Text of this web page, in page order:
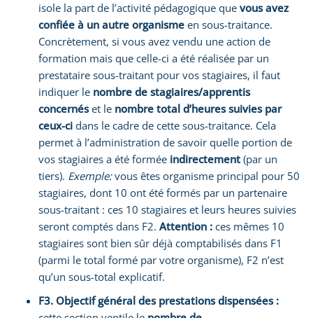
isole la part de l’activité pédagogique que vous avez
confiée à un autre organisme en sous-traitance.
Concrètement, si vous avez vendu une action de
formation mais que celle-ci a été réalisée par un
prestataire sous-traitant pour vos stagiaires, il faut
indiquer le nombre de stagiaires/apprentis
concernéset le nombre total d’heures suivies par
ceux-ci dans le cadre de cette sous-traitance. Cela
permet à l’administration de savoir quelle portion de
vos stagiaires a été formée indirectement (par un
tiers). Exemple:vous êtes organisme principal pour 50
stagiaires, dont 10 ont été formés par un partenaire
sous-traitant : ces 10 stagiaires et leurs heures suivies
seront comptés dans F2. Attention : ces mêmes 10
stagiaires sont bien sûr déjà comptabilisés dans F1
(parmi le total formé par votre organisme), F2 n’est
qu’un sous-total explicatif.
F3. Objectif général des prestations dispensées :